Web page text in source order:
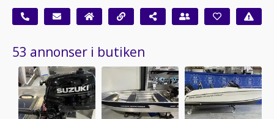
53 annonser i butiken